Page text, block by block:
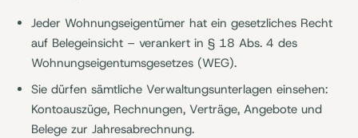
Jeder Wohnungseigentümer hat ein gesetzliches Recht
auf Belegeinsicht – verankert in § 18 Abs. 4 des
Wohnungseigentumsgesetzes (WEG).
Sie dürfen sämtliche Verwaltungsunterlagen einsehen:
Kontoauszüge, Rechnungen, Verträge, Angebote und
Belege zur Jahresabrechnung.